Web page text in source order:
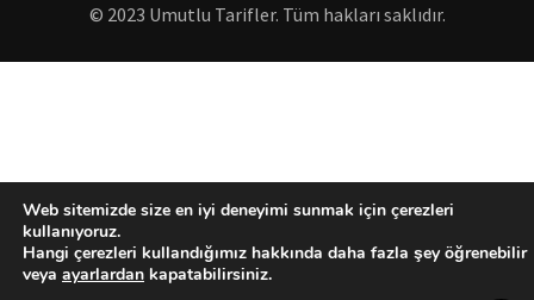
© 2023 Umutlu Tarifler. Tüm hakları saklıdır.
Web sitemizde size en iyi deneyimi sunmak için çerezleri
kullanıyoruz.
Hangi çerezleri kullandığımız hakkında daha fazla şey öğrenebilir
veya ayarlardan kapatabilirsiniz.